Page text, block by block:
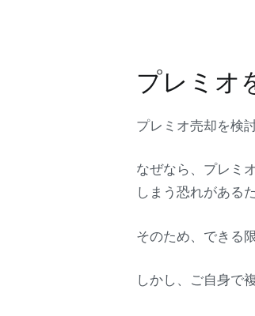
プレミオ
プレミオ売却を検
なぜなら、プレミ
しまう恐れがある
そのため、できる
しかし、ご自身で